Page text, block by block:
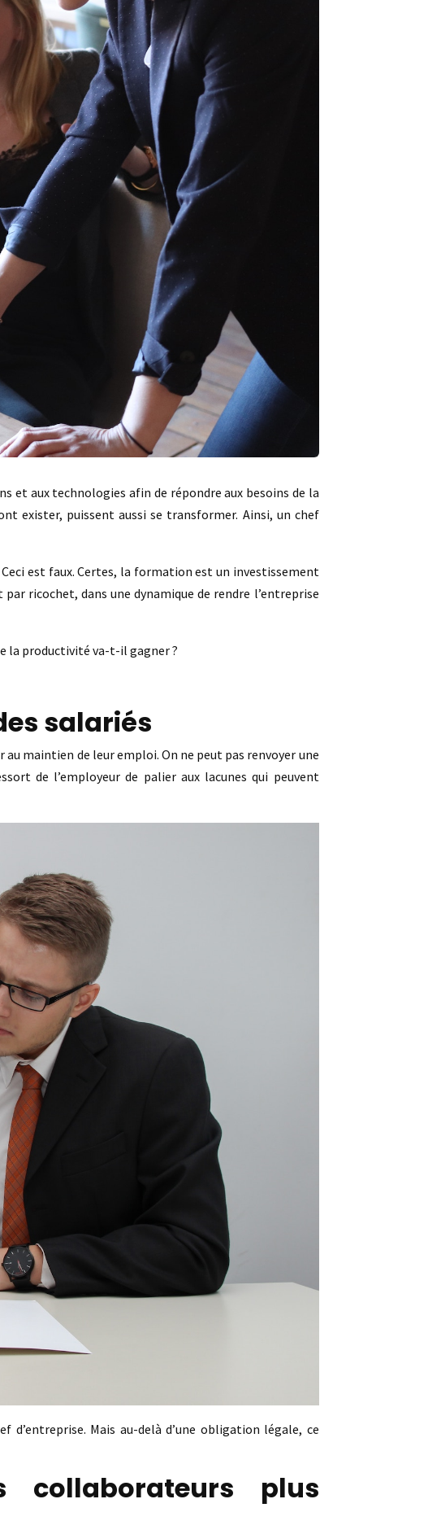
et aux technologies afin de répondre aux besoins de la
exister, puissent aussi se transformer. Ainsi, un chef
est faux. Certes, la formation est un investissement
ricochet, dans une dynamique de rendre l’entreprise
la productivité va-t-il gagner ?
salariés
maintien de leur emploi. On ne peut pas renvoyer une
de l’employeur de palier aux lacunes qui peuvent
Mais au-delà d’une obligation légale, ce
collaborateurs plus